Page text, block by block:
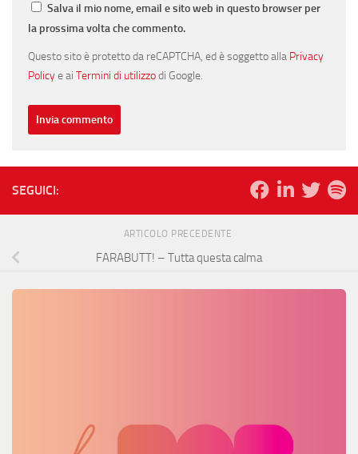
Salva il mio nome, email e sito web in questo browser per
la prossima volta che commento.
Questo sito è protetto da reCAPTCHA, ed è soggetto alla Privacy
Policye ai Termini di utilizzodi Google.
SEGUICI:
ARTICOLO PRECEDENTE
FARABUTT! – Tutta questa calma